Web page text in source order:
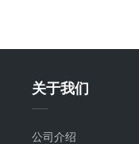
关于我们
公司介绍